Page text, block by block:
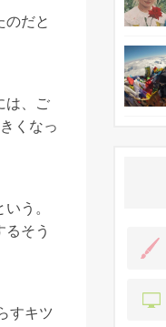
のだと
は、ご
くなっ
う。
そう
すキツ